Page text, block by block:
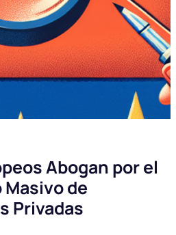
Abogan por el
Masivo de
Privadas